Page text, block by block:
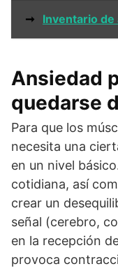
➞ Inventario de
Ansiedad
quedarse
Para que los
necesita una
en un nivel
cotidiana, así
crear un
señal (cerebro,
en la recepción
provoca